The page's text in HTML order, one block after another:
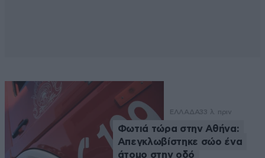
ΕΛΛΑΔΑ33 λ. πριν
Φωτιά τώρα στην Αθήνα:
Απεγκλωβίστηκε σώο ένα
άτομο στην οδό